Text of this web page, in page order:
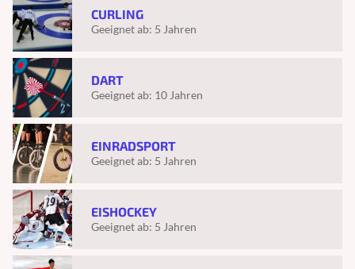
CURLING
Geeignet ab: 5 Jahren
DART
Geeignet ab: 10 Jahren
EINRADSPORT
Geeignet ab: 5 Jahren
EISHOCKEY
Geeignet ab: 5 Jahren